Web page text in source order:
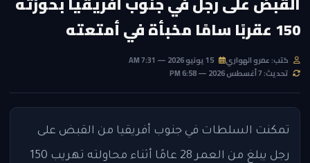
150 عقربًا سامًا مخبأة في أمتعته
كتب: عمرو الهواري
تحديث: 7 أغسطس 2026 — 6:58 PM
تمكنت السلطات في جنوب أفريقيا من القبض على
رجل يبلغ من العمر 28 عامًا أثناء محاولته تهريب 150